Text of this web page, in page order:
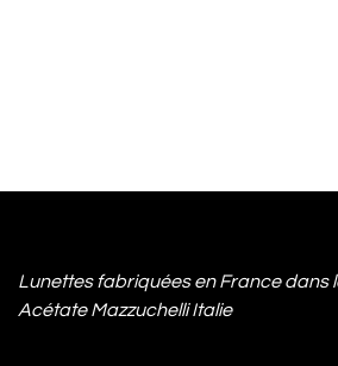
Lunettes fabriquées en France dans
Acétate Mazzuchelli Italie